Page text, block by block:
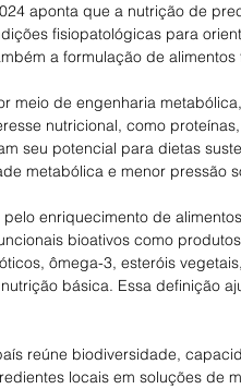
aponta que a nutrição de
fisiopatológicas para
a formulação de alimentos
meio de engenharia
nutricional, como
seu potencial para dietas
metabólica e menor pressão
enriquecimento de
bioativos como
ômega-3, esteróis
básica. Essa definição
reúne biodiversidade,
locais em soluções de